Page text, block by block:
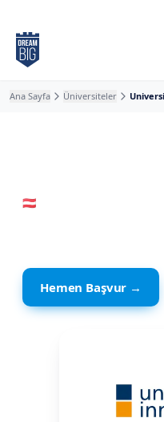
Ana Sayfa Üniversiteler
🇦🇹
Hemen Başvur →